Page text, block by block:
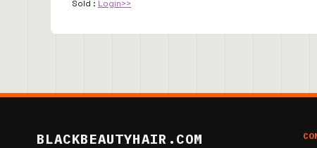
Sold : Login>>
BLACKBEAUTYHAIR.COM